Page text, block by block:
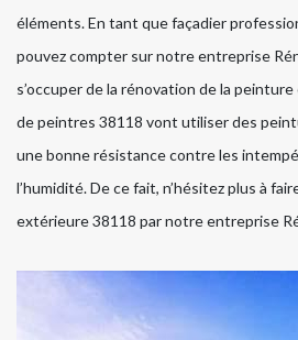
éléments. En tant que façadier
pouvez compter sur notre entreprise
s’occuper de la rénovation de la
de peintres 38118 vont utiliser des
une bonne résistance contre les
l’humidité. De ce fait, n’hésitez plus à
extérieure 38118 par notre entreprise